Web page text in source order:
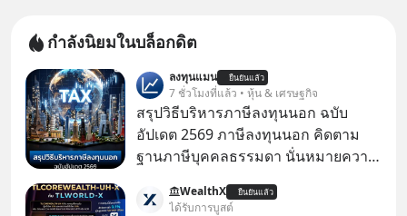
กำลังนิยมในบล็อกดิต
ลงทุนแมน ยืนยันแล้ว
7 ชั่วโมงที่แล้ว • หุ้น & เศรษฐกิจ
สรุปวิธีบริหารภาษีลงทุนนอก ฉบับ
อัปเดต 2569 ภาษีลงทุนนอก คิดตาม
ฐานภาษีบุคคลธรรมดา นั่นหมายความ
WealthX ยืนยันแล้ว
ได้รับการบูสต์